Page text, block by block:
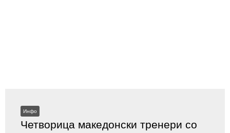
Инфо
Четворица македонски тренери со